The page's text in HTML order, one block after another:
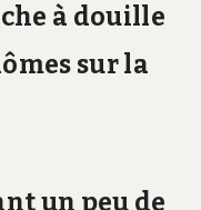
à douille
sur la
un peu de